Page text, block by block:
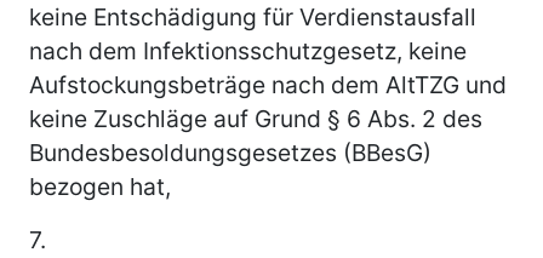
keine Entschädigung für Verdienstausfall
nach dem Infektionsschutzgesetz, keine
Aufstockungsbeträge nach dem AltTZG und
keine Zuschläge auf Grund § 6 Abs. 2 des
Bundesbesoldungsgesetzes (BBesG)
bezogen hat,
7.